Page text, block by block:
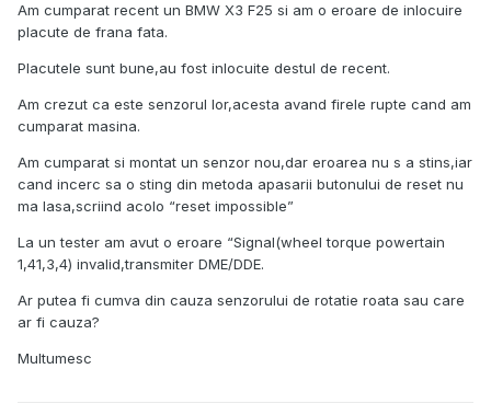
Am cumparat recent un BMW X3 F25 si am o eroare de inlocuire
placute de frana fata.
Placutele sunt bune,au fost inlocuite destul de recent.
Am crezut ca este senzorul lor,acesta avand firele rupte cand am
cumparat masina.
Am cumparat si montat un senzor nou,dar eroarea nu s a stins,iar
cand incerc sa o sting din metoda apasarii butonului de reset nu
ma lasa,scriind acolo “reset impossible”
La un tester am avut o eroare “Signal(wheel torque powertain
1,41,3,4) invalid,transmiter DME/DDE.
Ar putea fi cumva din cauza senzorului de rotatie roata sau care
ar fi cauza?
Multumesc